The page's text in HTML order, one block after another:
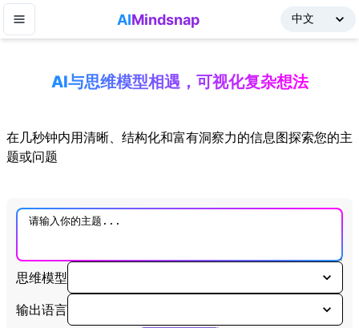
AIMindsnap
AI与思维模型相遇，可视化复杂想法
在几秒钟内用清晰、结构化和富有洞察力的信息图探索您的主
题或问题
思维模型
输出语言